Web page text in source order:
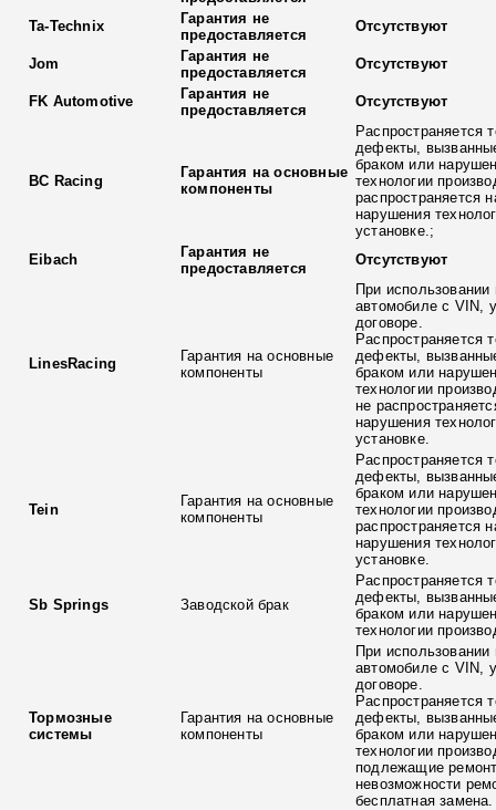
Ta-Technix
Гарантия не
предоставляется
Отсутствуют
Jom
Гарантия не
предоставляется
Отсутствуют
FK Automotive
Гарантия не
предоставляется
Отсутствуют
BC Racing
Гарантия на основные
компоненты
Распространяется
дефекты,
браком или
технологии
распространяется
нарушения
установке.;
Eibach
Гарантия не
предоставляется
Отсутствуют
LinesRacing
Гарантия на основные
компоненты
При использовании
автомобиле с VIN,
договоре.
Распространяется
дефекты,
браком или
технологии
не
нарушения
установке.
Tein
Гарантия на основные
компоненты
Распространяется
дефекты,
браком или
технологии
распространяется
нарушения
установке.
Sb Springs Заводской брак
Распространяется
дефекты,
браком или
технологии
Тормозные
системы
Гарантия на основные
компоненты
При использовании
автомобиле с VIN,
договоре.
Распространяется
дефекты,
браком или
технологии
подлежащие
невозможности
бесплатная замена.